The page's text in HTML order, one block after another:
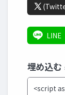
LINE
埋め込む